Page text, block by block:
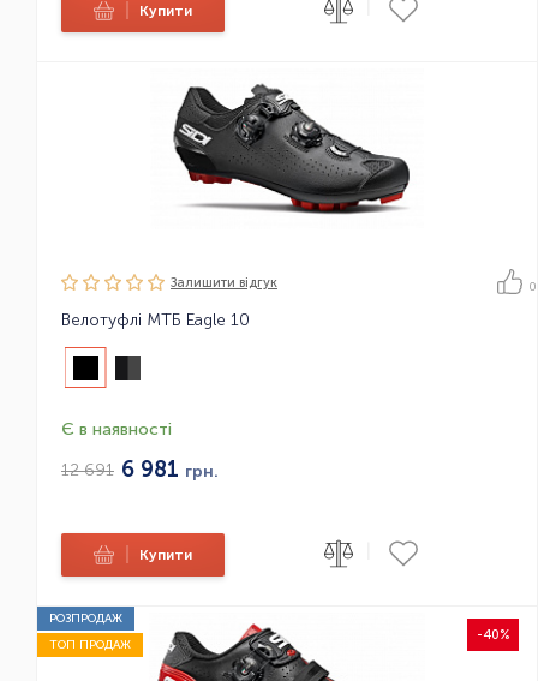
Купити
Залишити вiдгук 0
Велотуфлі МТБ Eagle 10
Є в наявності
12 691 6 981 грн.
Купити
РОЗПРОДАЖ
-40%
ТОП ПРОДАЖ